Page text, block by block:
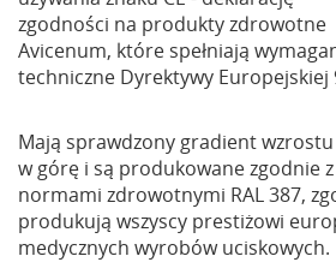
zgodności na produkty zdrowotne
Avicenum, które spełniają
techniczne Dyrektywy Europejskiej
Mają sprawdzony gradient
w górę i są produkowane zgodnie
normami zdrowotnymi RAL 387,
produkują wszyscy prestiżowi
medycznych wyrobów uciskowych.